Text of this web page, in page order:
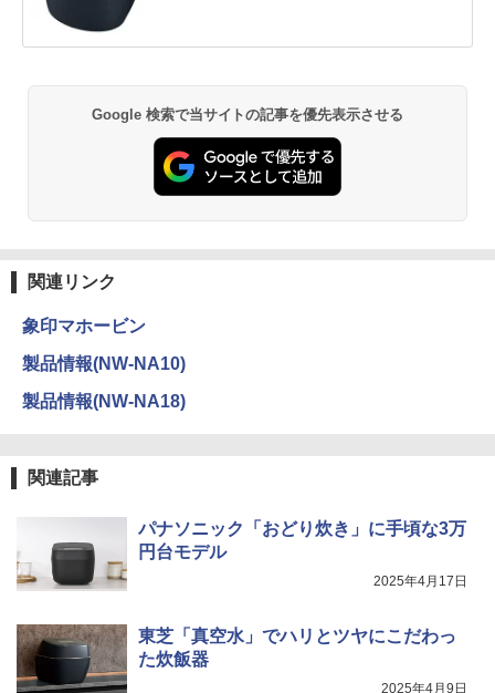
Google 検索で当サイトの記事を優先表示させる
関連リンク
象印マホービン
製品情報(NW-NA10)
製品情報(NW-NA18)
関連記事
パナソニック「おどり炊き」に手頃な3万
円台モデル
2025年4月17日
東芝「真空水」でハリとツヤにこだわっ
た炊飯器
2025年4月9日